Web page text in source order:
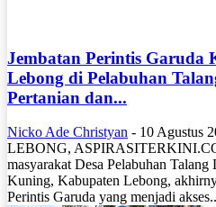
Jembatan Perintis Garuda
Lebong di Pelabuhan
Pertanian dan...
Nicko Ade Christyan - 10 Agustus
LEBONG,
masyarakat Desa Pelabuhan
Kuning, Kabupaten Lebong,
Perintis Garuda yang menjadi